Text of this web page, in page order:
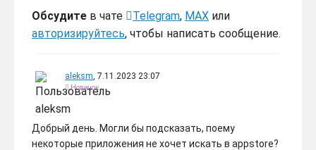
Обсудите в чате Telegram, MAX или
авторизируйтесь, чтобы написать сообщение.
aleksm , 7.11.2023 23:07
Новичок
Добрый день. Могли бы подсказать, поему
некоторые приложения не хочет искать в appstore?